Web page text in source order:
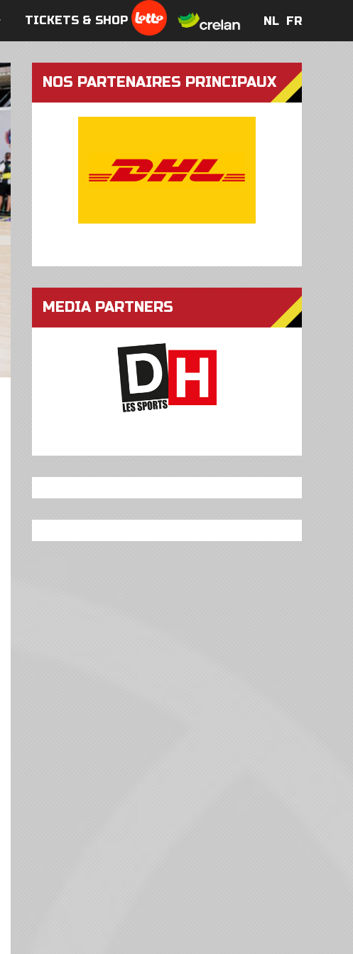
TICKETS & SHOP NL FR
NOS PARTENAIRES PRINCIPAUX
MEDIA PARTNERS
NL